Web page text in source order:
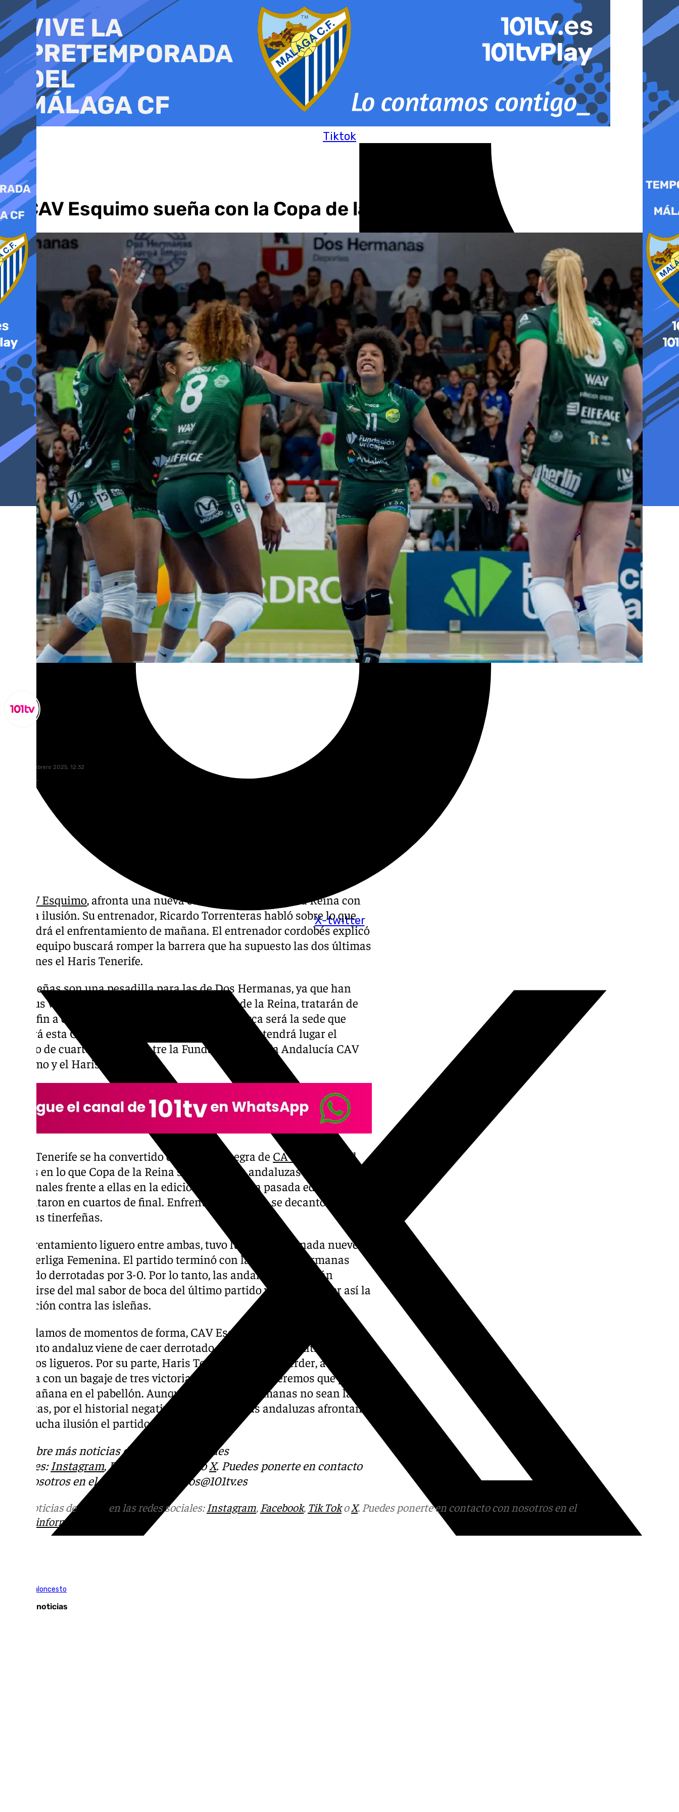
al
contenido
Tiktok
X-twitter
El CAV Esquimo sueña con la Copa de la Reina
jueves, 13 febrero 2025, 12:32
Compartir:
CAV Esquimo, afronta una nueva edición de la Copa de la Reina con
mucha ilusión. Su entrenador, Ricardo Torrenteras habló sobre lo que
supondrá el enfrentamiento de mañana. El entrenador cordobés explicó
que el equipo buscará romper la barrera que ha supuesto las dos últimas
ediciones el Haris Tenerife.
Las isleñas son una pesadilla para las de Dos Hermanas, ya que han
sido sus verdugos los últimos años. Esta Copa de la Reina, tratarán de
poner fin a esta mala racha. Ciutadella de Menorca será la sede que
acogerá esta Copa de la Reina. Mañana, a las 17:30, tendrá lugar el
partido de cuartos de final entre la Fundación Unicaja Andalucía CAV
Esquimo y el Haris Tenerife.
Haris Tenerife se ha convertido en la bestia negra de CAV Esquimo
, al
menos en lo que Copa de la Reina se refiere. Las andaluzas perdieron en
semifinales frente a ellas en la edición de 2023 y la pasada edición se
enfrentaron en cuartos de final. Enfrentamiento que se decantó también
para las tinerfeñas.
El enfrentamiento liguero entre ambas, tuvo lugar en la jornada nueve de
la Superliga Femenina. El partido terminó con las de Dos Hermanas
cayendo derrotadas por 3-0. Por lo tanto, las andaluzas buscarán
resarcirse del mal sabor de boca del último partido y poder romper así la
maldición contra las isleñas.
Si hablamos de momentos de forma, CAV Esquimo llega peor parada. El
conjunto andaluz viene de caer derrotado en cuatro de los últimos cinco
partidos ligueros. Por su parte, Haris Tenerife viene de perder, aunque
llegaba con un bagaje de tres victorias consecutivas. Veremos que pasa
con mañana en el pabellón. Aunque las de Dos Hermanas no sean las
favoritas, por el historial negativo entre ambas, las andaluzas afrontan
con mucha ilusión el partido.
Descubre más noticias de 101Tv en las redes
sociales: Instagram, Facebook oX. Puedes ponerte en contacto
con nosotros en el correo
informativos@101tv.es
Más noticias de101TV en las redes sociales: Instagram, Facebook, Tik TokoX. Puedes ponerte en contacto con nosotros en el
informativos@101tv.es
Unicaja Baloncesto
Últimas noticias